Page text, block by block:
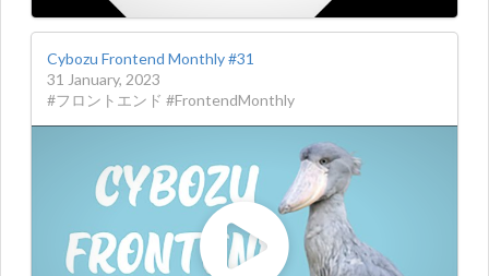
Cybozu Frontend Monthly #31
31 January, 2023
#フロントエンド #FrontendMonthly